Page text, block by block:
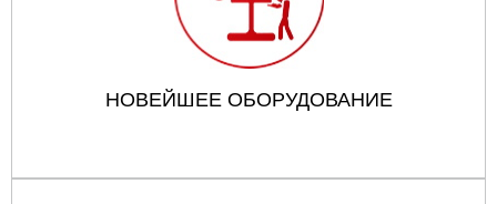
НОВЕЙШЕЕ ОБОРУДОВАНИЕ